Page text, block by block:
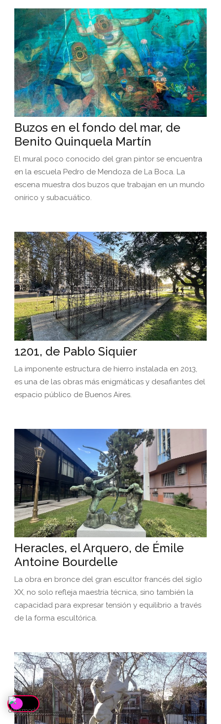
Buzos en el fondo del mar, de
Benito Quinquela Martín
El mural poco conocido del gran pintor se encuentra
en la escuela Pedro de Mendoza de La Boca. La
escena muestra dos buzos que trabajan en un mundo
onírico y subacuático.
1201, de Pablo Siquier
La imponente estructura de hierro instalada en 2013,
es una de las obras más enigmáticas y desafiantes del
espacio público de Buenos Aires.
Heracles, el Arquero, de Émile
Antoine Bourdelle
La obra en bronce del gran escultor francés del siglo
XX, no solo refleja maestría técnica, sino también la
capacidad para expresar tensión y equilibrio a través
de la forma escultórica.